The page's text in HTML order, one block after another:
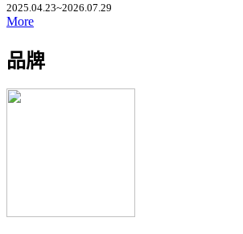
2025.04.23~2026.07.29
More
品牌